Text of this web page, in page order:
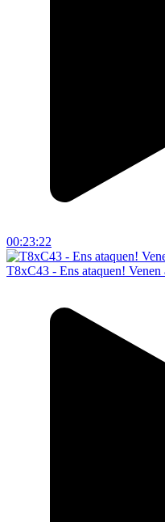
00:23:22
T8xC43 - Ens ataquen! Venen